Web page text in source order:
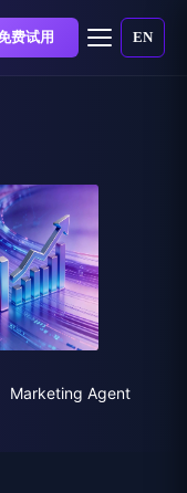
费试用 EN
Marketing Agent